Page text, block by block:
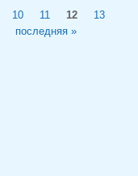
10 11 12
13
последняя »